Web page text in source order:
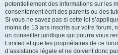
potentiellement des informations sur les
consentement écrit des parents ou des
Si vous ne savez pas si cette loi
moins de 13 ans inscrits sur votre forum,
un conseiller juridique qui pourra vous
Limited et que les propriétaires de ce
d’assistance légale et ne doivent donc